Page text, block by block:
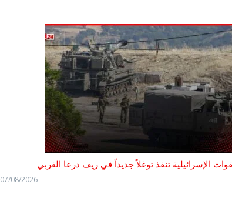
الإسرائيلية تنفذ توغلاً جديداً في ريف درعا الغربي
07/08/2026